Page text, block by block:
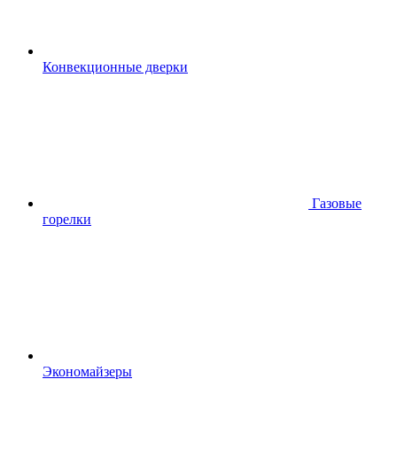
Конвекционные дверки
Газовые
горелки
Экономайзеры